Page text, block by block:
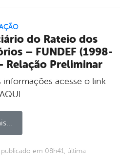
do Rateio dos
– FUNDEF (1998-
Relação Preliminar
informações acesse o link
em 08h41, última